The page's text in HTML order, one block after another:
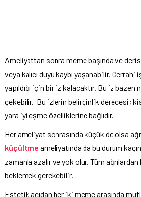
Ameliyattan sonra meme başında ve
veya kalıcı duyu kaybı yaşanabilir.
yapıldığı için bir iz kalacaktır. Bu iz
çekebilir. Bu izlerin belirginlik derecesi;
yara iyileşme özelliklerine bağlıdır.
Her ameliyat sonrasında küçük de olsa
küçültme ameliyatında da bu durum
zamanla azalır ve yok olur. Tüm
beklemek gerekebilir.
Estetik açıdan her iki meme arasında